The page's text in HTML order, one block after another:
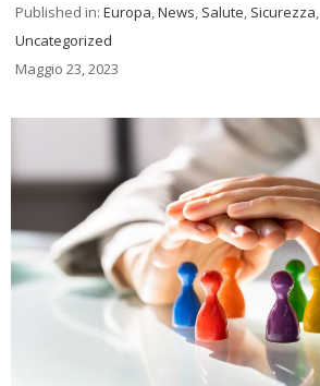
Published in: Europa,News, Salute, Sicurezza,
Uncategorized
Maggio 23, 2023